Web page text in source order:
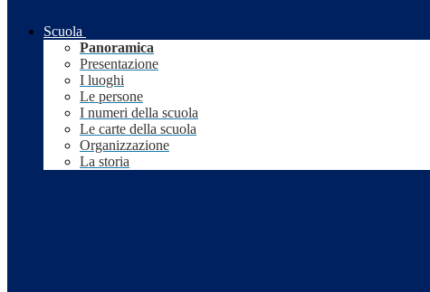
Scuola
Panoramica
Presentazione
I luoghi
Le persone
I numeri della scuola
Le carte della scuola
Organizzazione
La storia